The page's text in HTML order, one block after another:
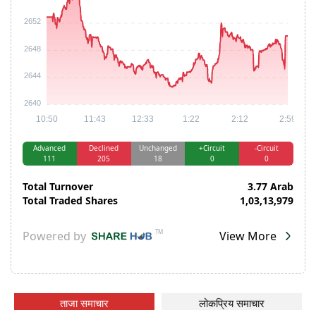
ताजा समाचार लोकप्रिय समाचार